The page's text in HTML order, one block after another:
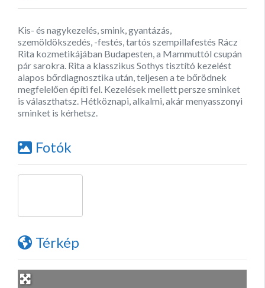
Kis- és nagykezelés, smink, gyantázás,
szemöldökszedés, -festés, tartós szempillafestés Rácz
Rita kozmetikájában Budapesten, a Mammuttól csupán
pár sarokra. Rita a klasszikus Sothys tisztító kezelést
alapos bőrdiagnosztika után, teljesen a te bőrödnek
megfelelően építi fel. Kezelések mellett persze sminket
is választhatsz. Hétköznapi, alkalmi, akár menyasszonyi
sminket is kérhetsz.
Fotók
Térkép